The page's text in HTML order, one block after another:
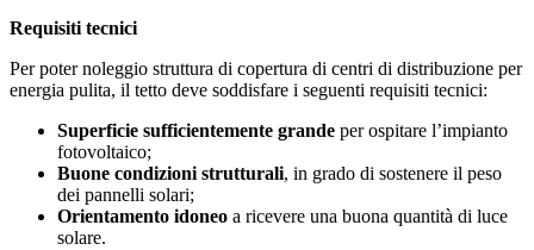
Requisiti tecnici
Per poter noleggio struttura di copertura di centri di distribuzione per
energia pulita, il tetto deve soddisfare i seguenti requisiti tecnici:
Superficie sufficientemente grande per ospitare l’impianto
fotovoltaico;
Buone condizioni strutturali, in grado di sostenere il peso
dei pannelli solari;
Orientamento idoneo a ricevere una buona quantità di luce
solare.